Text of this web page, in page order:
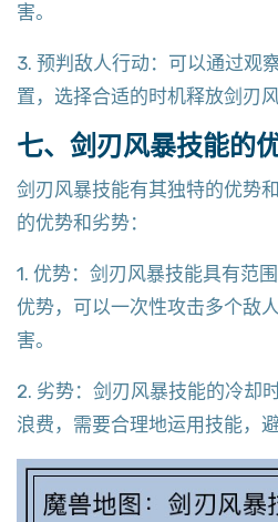
害。
3. 预判敌人行动：可以通过观
置，选择合适的时机释放剑刃
七、剑刃风暴技能的
剑刃风暴技能有其独特的优势
的优势和劣势：
1. 优势：剑刃风暴技能具有范
优势，可以一次性攻击多个敌
害。
2. 劣势：剑刃风暴技能的冷却
浪费，需要合理地运用技能，避